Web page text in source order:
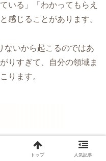
いる」「わかってもらえ
感じることがあります。
ないから起こるのではあ
りすぎて、自分の領域ま
ります。
トップ 人気記事